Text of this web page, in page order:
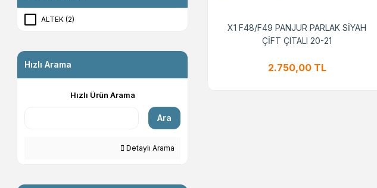
ALTEK (2)
Hızlı Arama
Hızlı Ürün Arama
Ara
Detaylı Arama
X1 F48/F49 PANJUR PARLAK SİYAH
ÇİFT ÇITALI 20-21
2.750,00 TL